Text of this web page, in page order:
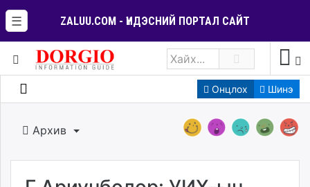
☰ ZALUU.COM - ҮНДЭСНИЙ ПОРТАЛ САЙТ